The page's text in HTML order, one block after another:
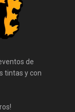
de
tintas y con